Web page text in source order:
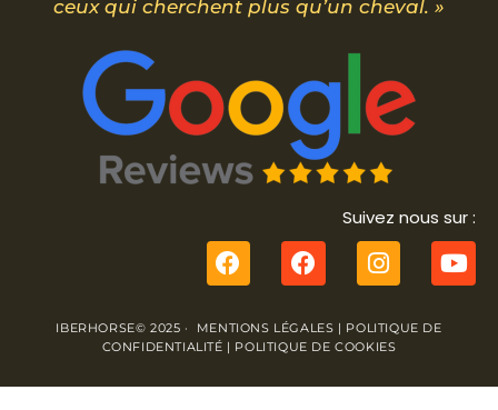
ceux qui cherchent plus qu’un cheval. »
Suivez nous sur :
IBERHORSE© 2025 · MENTIONS LÉGALES | POLITIQUE DE
CONFIDENTIALITÉ | POLITIQUE DE COOKIES